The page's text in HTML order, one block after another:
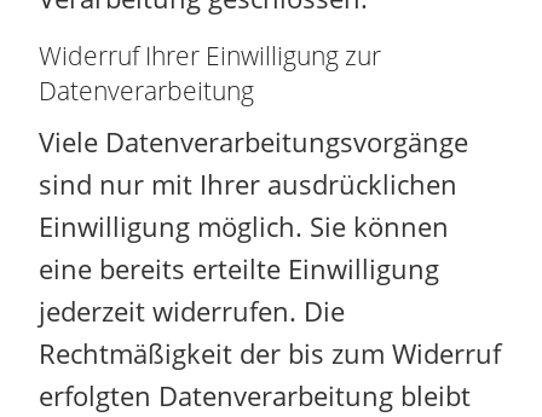
Widerruf Ihrer Einwilligung zur
Datenverarbeitung
Viele Datenverarbeitungsvorgänge
sind nur mit Ihrer ausdrücklichen
Einwilligung möglich. Sie können
eine bereits erteilte Einwilligung
jederzeit widerrufen. Die
Rechtmäßigkeit der bis zum Widerruf
erfolgten Datenverarbeitung bleibt